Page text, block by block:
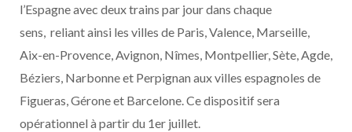
l’Espagne avec deux trains par jour dans chaque
sens, reliant ainsi les villes de Paris, Valence, Marseille,
Aix-en-Provence, Avignon, Nîmes, Montpellier, Sète, Agde,
Béziers, Narbonne et Perpignan aux villes espagnoles de
Figueras, Gérone et Barcelone. Ce dispositif sera
opérationnel à partir du 1er juillet.